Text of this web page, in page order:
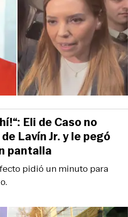
pidió un minuto para
Eli de Caso no
Lavín Jr. y le pegó
pantalla